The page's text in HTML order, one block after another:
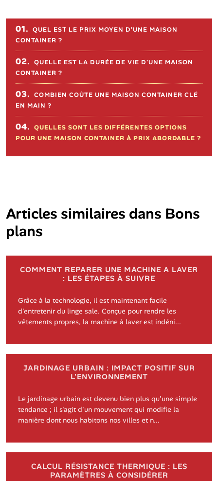
Sommaire de l'article
01. QUEL EST LE PRIX MOYEN D'UNE MAISON
CONTAINER ?
02. QUELLE EST LA DURÉE DE VIE D'UNE MAISON
CONTAINER ?
03. COMBIEN COÛTE UNE MAISON CONTAINER CLÉ
EN MAIN ?
04. QUELLES SONT LES DIFFÉRENTES OPTIONS
POUR UNE MAISON CONTAINER À PRIX ABORDABLE ?
Articles similaires dans Bons
plans
COMMENT REPARER UNE MACHINE A LAVER
: LES ÉTAPES À SUIVRE
Grâce à la technologie, il est maintenant facile
d'entretenir du linge sale. Conçue pour rendre les
vêtements propres, la machine à laver est indéni...
JARDINAGE URBAIN : IMPACT POSITIF SUR
L'ENVIRONNEMENT
Le jardinage urbain est devenu bien plus qu'une simple
tendance ; il s'agit d'un mouvement qui modifie la
manière dont nous habitons nos villes et n...
CALCUL RÉSISTANCE THERMIQUE : LES
PARAMÈTRES À CONSIDÉRER